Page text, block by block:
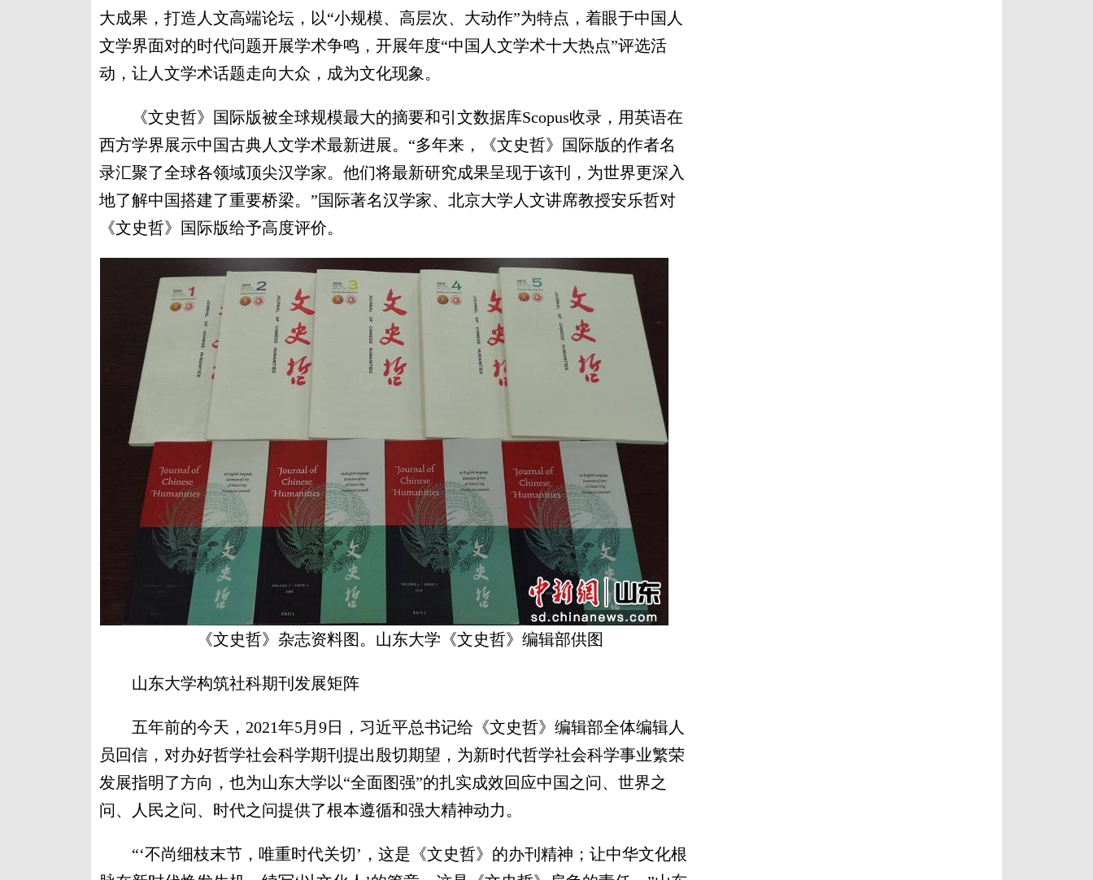
大成果，打造人文高端论坛，以“小规模、高层次、大动作”为特点，着眼于中国人
文学界面对的时代问题开展学术争鸣，开展年度“中国人文学术十大热点”评选活
动，让人文学术话题走向大众，成为文化现象。
《文史哲》国际版被全球规模最大的摘要和引文数据库Scopus收录，用英语在
西方学界展示中国古典人文学术最新进展。“多年来，《文史哲》国际版的作者名
录汇聚了全球各领域顶尖汉学家。他们将最新研究成果呈现于该刊，为世界更深入
地了解中国搭建了重要桥梁。”国际著名汉学家、北京大学人文讲席教授安乐哲对
《文史哲》国际版给予高度评价。
《文史哲》杂志资料图。山东大学《文史哲》编辑部供图
山东大学构筑社科期刊发展矩阵
五年前的今天，2021年5月9日，习近平总书记给《文史哲》编辑部全体编辑人
员回信，对办好哲学社会科学期刊提出殷切期望，为新时代哲学社会科学事业繁荣
发展指明了方向，也为山东大学以“全面图强”的扎实成效回应中国之问、世界之
问、人民之问、时代之问提供了根本遵循和强大精神动力。
“‘不尚细枝末节，唯重时代关切’，这是《文史哲》的办刊精神；让中华文化根